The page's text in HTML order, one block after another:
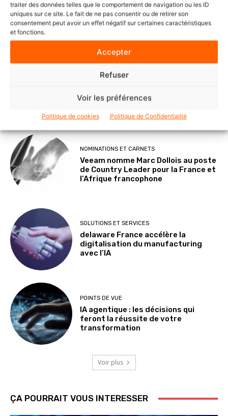
traiter des données telles que le comportement de navigation ou les ID
uniques sur ce site. Le fait de ne pas consentir ou de retirer son
consentement peut avoir un effet négatif sur certaines caractéristiques
et fonctions.
Accepter
Refuser
Voir les préférences
Politique de cookies Politique de Confidentialité
SOLUTIONS ET SERVICES
ITS Group construit les fondations
d’une IA souveraine et maîtrisée
POINTS DE VUE
AI qui n’a plus besoin de l’ombre
NOMINATIONS ET CARNETS
Veeam nomme Marc Dollois au poste
de Country Leader pour la France et
l’Afrique francophone
SOLUTIONS ET SERVICES
delaware France accélère la
digitalisation du manufacturing
avec l’IA
POINTS DE VUE
IA agentique : les décisions qui
feront la réussite de votre
transformation
Voir plus
ÇA POURRAIT VOUS INTERESSER